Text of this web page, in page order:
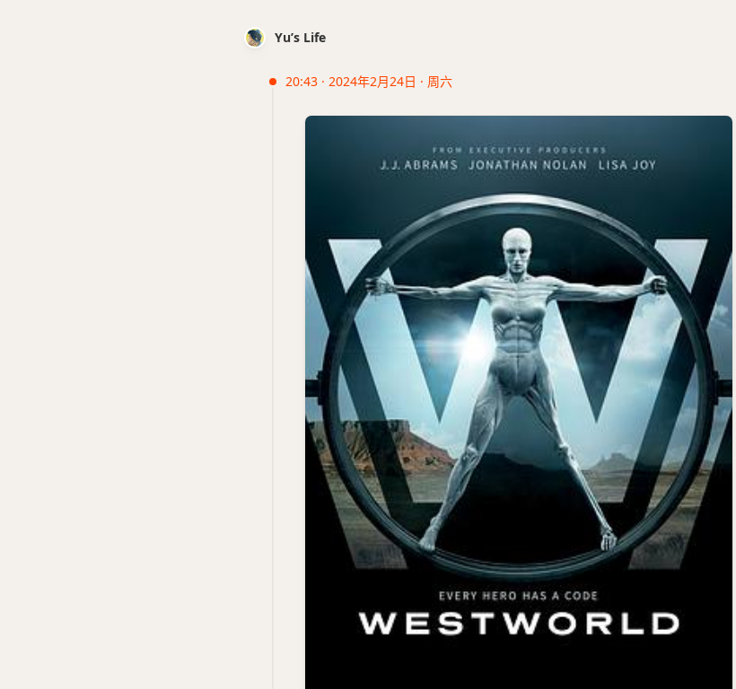
Yu’s Life
20:43 · 2024年2月24日 · 周六